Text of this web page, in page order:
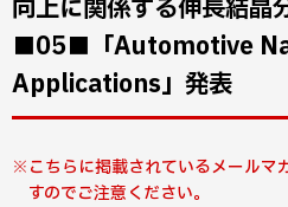
向上に関係する伸長結晶
■05■「Automotive
Applications」発表
こちらに掲載されているメールマ
すのでご注意ください。